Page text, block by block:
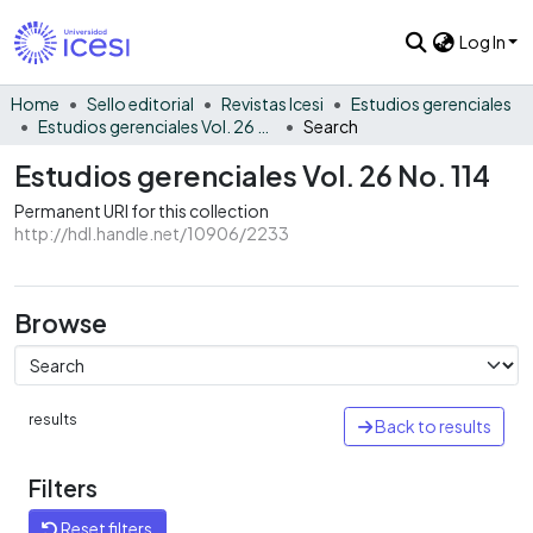
Log In
Home Sello editorial Revistas Icesi
Estudios gerenciales
Search
Estudios gerenciales Vol. 26 No. 114
Permanent URI for this collection
http://hdl.handle.net/10906/2233
Browse
results Back to results
Filters
Reset filters